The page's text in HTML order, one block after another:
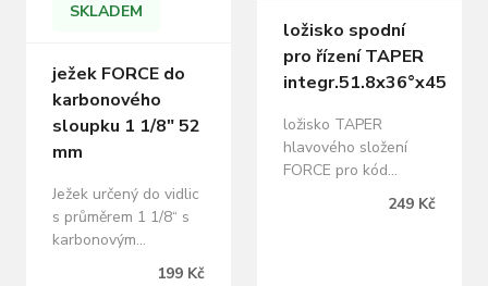
SKLADEM
ježek FORCE do
karbonového
sloupku 1 1/8" 52
mm
Ježek určený do vidlic
s průměrem 1 1/8“ s
karbonovým
sloupkem. pro průměr
199 Kč
ložisko spodní
pro řízení TAPER
integr.51.8x36°x45
ložisko TAPER
hlavového složení
FORCE pro kód
151030 pro vidlice s
36° úhlem spodní
249 Kč